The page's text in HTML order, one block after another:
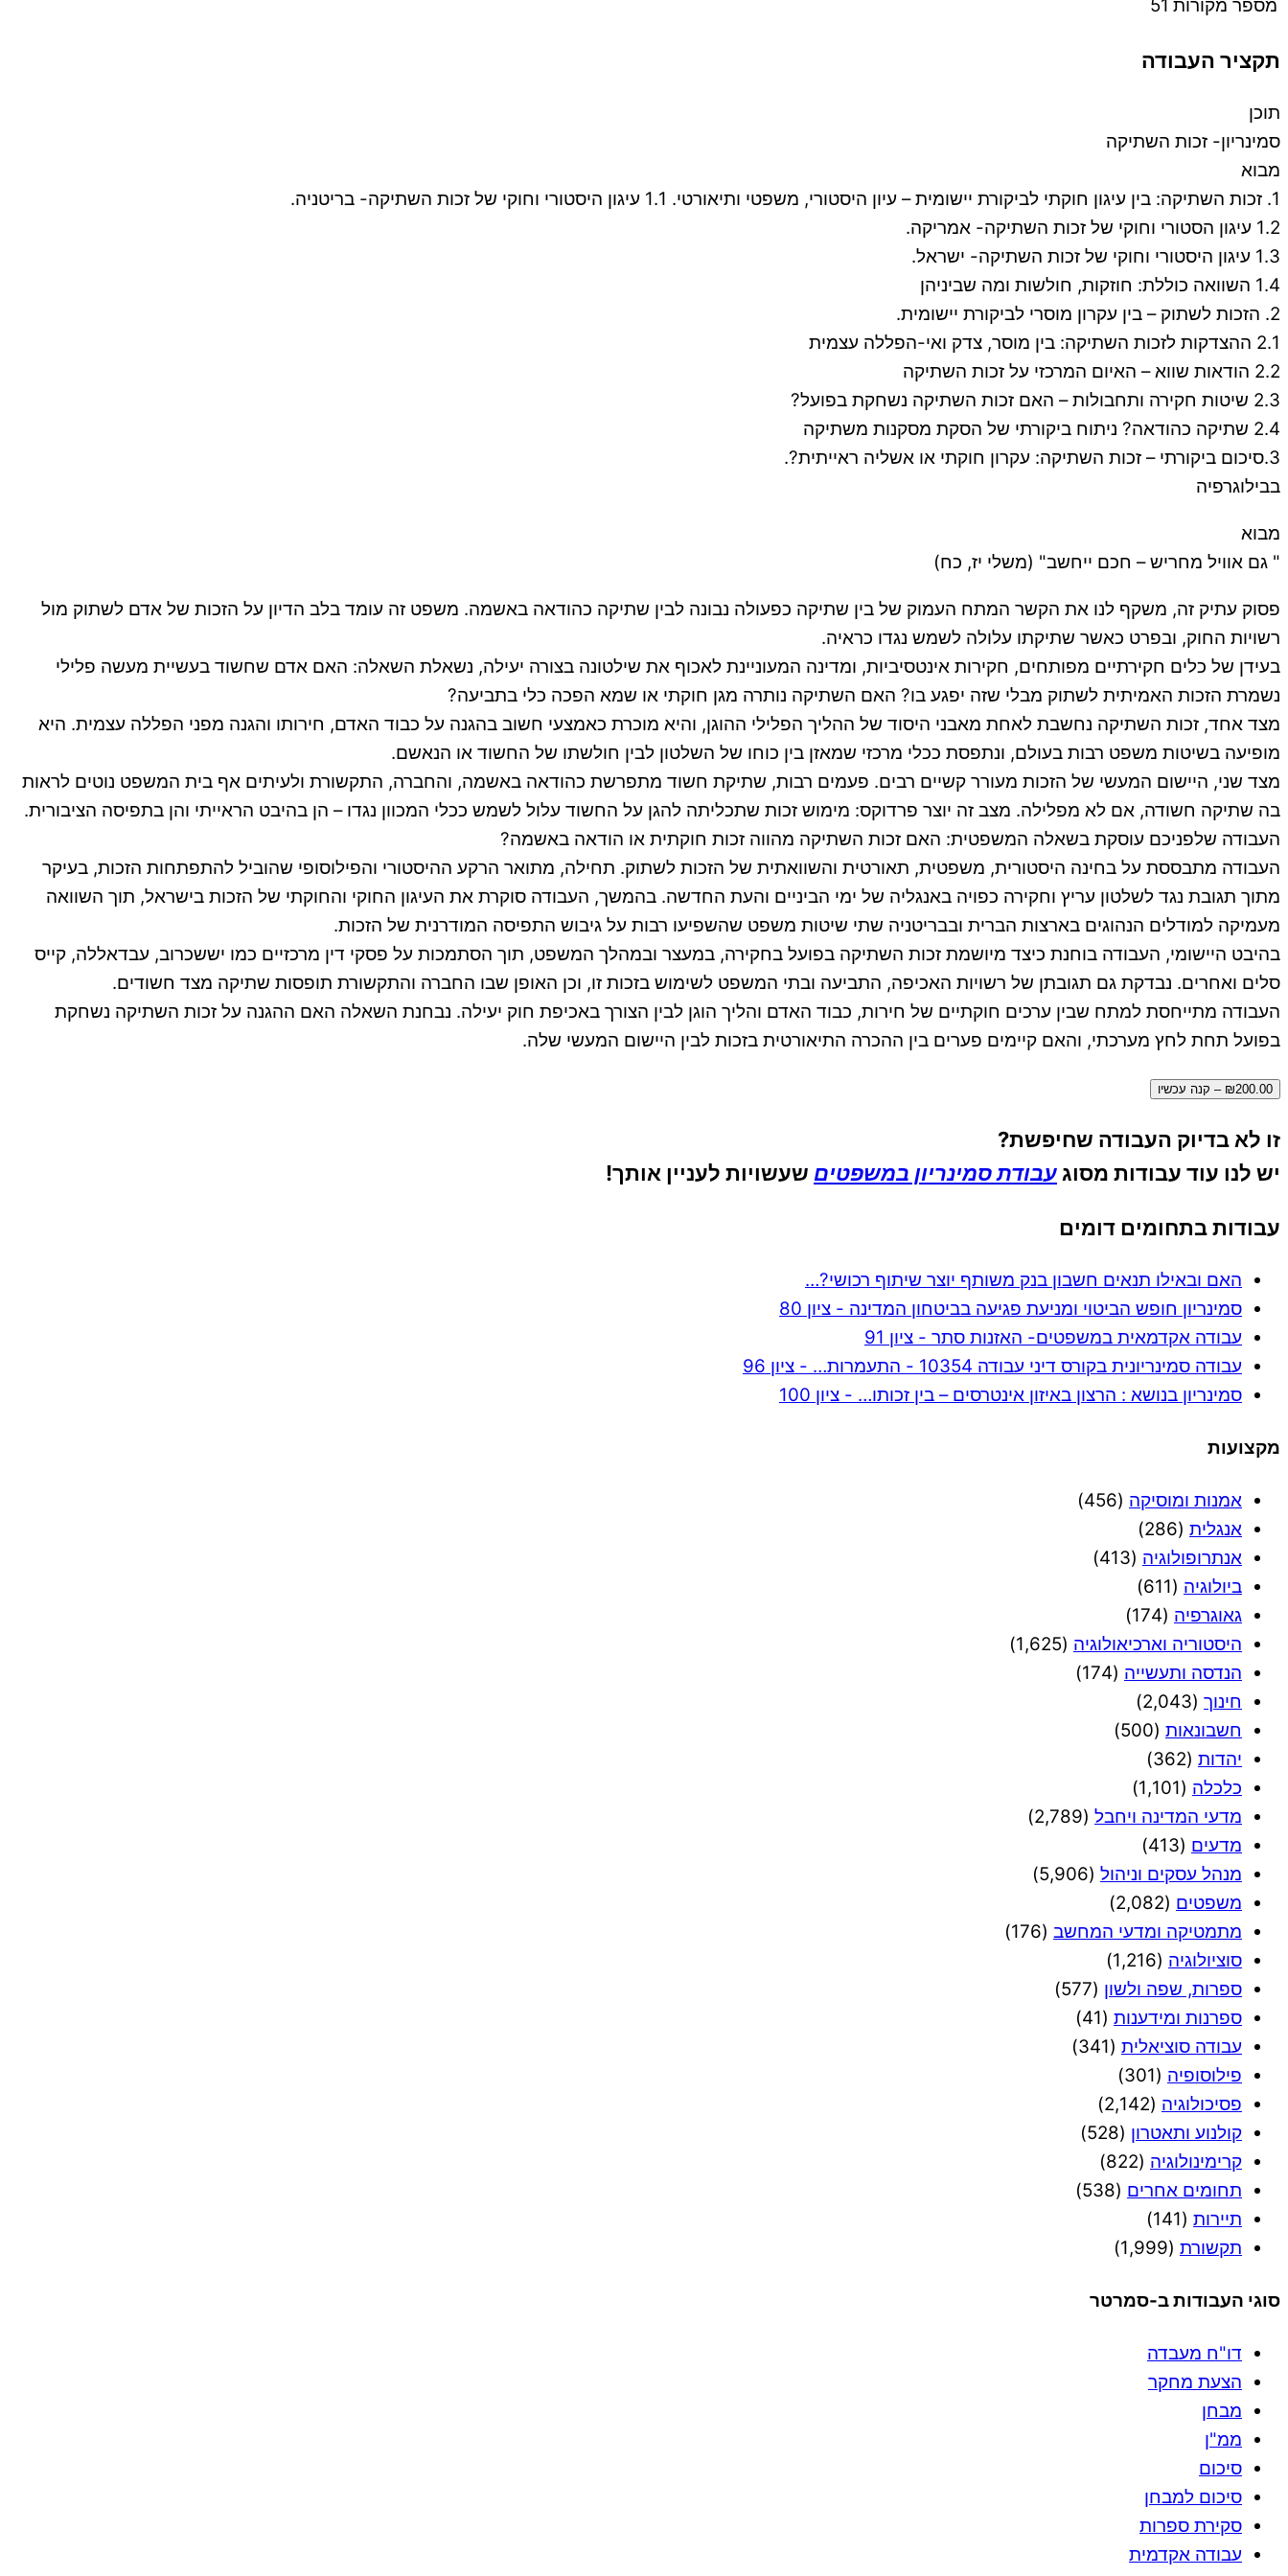
מספר מקורות 51
תקציר העבודה
תוכן
סמינריון- זכות השתיקה
מבוא
1. זכות השתיקה: בין עיגון חוקתי לביקורת יישומית – עיון היסטורי, משפטי ותיאורטי. 1.1 עיגון היסטורי וחוקי של זכות השתיקה- בריטניה.
1.2 עיגון הסטורי וחוקי של זכות השתיקה- אמריקה.
1.3 עיגון היסטורי וחוקי של זכות השתיקה- ישראל.
1.4 השוואה כוללת: חוזקות, חולשות ומה שביניהן
2. הזכות לשתוק – בין עקרון מוסרי לביקורת יישומית.
2.1 ההצדקות לזכות השתיקה: בין מוסר, צדק ואי-הפללה עצמית
2.2 הודאות שווא – האיום המרכזי על זכות השתיקה
2.3 שיטות חקירה ותחבולות – האם זכות השתיקה נשחקת בפועל?
2.4 שתיקה כהודאה? ניתוח ביקורתי של הסקת מסקנות משתיקה
3.סיכום ביקורתי – זכות השתיקה: עקרון חוקתי או אשליה ראייתית?.
בבילוגרפיה
מבוא
" גם אוויל מחריש – חכם ייחשב" (משלי יז, כח)
פסוק עתיק זה, משקף לנו את הקשר המתח העמוק של בין שתיקה כפעולה נבונה לבין שתיקה כהודאה באשמה. משפט זה עומד בלב הדיון על הזכות של אדם לשתוק מול
רשויות החוק, ובפרט כאשר שתיקתו עלולה לשמש נגדו כראיה.
בעידן של כלים חקירתיים מפותחים, חקירות אינטסיביות, ומדינה המעוניינת לאכוף את שילטונה בצורה יעילה, נשאלת השאלה: האם אדם שחשוד בעשיית מעשה פלילי
נשמרת הזכות האמיתית לשתוק מבלי שזה יפגע בו? האם השתיקה נותרה מגן חוקתי או שמא הפכה כלי בתביעה?
מצד אחד, זכות השתיקה נחשבת לאחת מאבני היסוד של ההליך הפלילי ההוגן, והיא מוכרת כאמצעי חשוב בהגנה על כבוד האדם, חירותו והגנה מפני הפללה עצמית. היא
מופיעה בשיטות משפט רבות בעולם, ונתפסת ככלי מרכזי שמאזן בין כוחו של השלטון לבין חולשתו של החשוד או הנאשם.
מצד שני, היישום המעשי של הזכות מעורר קשיים רבים. פעמים רבות, שתיקת חשוד מתפרשת כהודאה באשמה, והחברה, התקשורת ולעיתים אף בית המשפט נוטים לראות
בה שתיקה חשודה, אם לא מפלילה. מצב זה יוצר פרדוקס: מימוש זכות שתכליתה להגן על החשוד עלול לשמש ככלי המכוון נגדו – הן בהיבט הראייתי והן בתפיסה הציבורית.
העבודה שלפניכם עוסקת בשאלה המשפטית: האם זכות השתיקה מהווה זכות חוקתית או הודאה באשמה?
העבודה מתבססת על בחינה היסטורית, משפטית, תאורטית והשוואתית של הזכות לשתוק. תחילה, מתואר הרקע ההיסטורי והפילוסופי שהוביל להתפתחות הזכות, בעיקר
מתוך תגובת נגד לשלטון עריץ וחקירה כפויה באנגליה של ימי הביניים והעת החדשה. בהמשך, העבודה סוקרת את העיגון החוקי והחוקתי של הזכות בישראל, תוך השוואה
מעמיקה למודלים הנהוגים בארצות הברית ובבריטניה שתי שיטות משפט שהשפיעו רבות על גיבוש התפיסה המודרנית של הזכות.
בהיבט היישומי, העבודה בוחנת כיצד מיושמת זכות השתיקה בפועל בחקירה, במעצר ובמהלך המשפט, תוך הסתמכות על פסקי דין מרכזיים כמו יששכרוב, עבדאללה, קייס
סלים ואחרים. נבדקת גם תגובתן של רשויות האכיפה, התביעה ובתי המשפט לשימוש בזכות זו, וכן האופן שבו החברה והתקשורת תופסות שתיקה מצד חשודים.
העבודה מתייחסת למתח שבין ערכים חוקתיים של חירות, כבוד האדם והליך הוגן לבין הצורך באכיפת חוק יעילה. נבחנת השאלה האם ההגנה על זכות השתיקה נשחקת
בפועל תחת לחץ מערכתי, והאם קיימים פערים בין ההכרה התיאורטית בזכות לבין היישום המעשי שלה.
₪200.00 – קנה עכשיו
זו לא בדיוק העבודה שחיפשת?
יש לנו עוד עבודות מסוג עבודת סמינריון במשפטים שעשויות לעניין אותך!
עבודות בתחומים דומים
האם ובאילו תנאים חשבון בנק משותף יוצר שיתוף רכושי?…
סמינריון חופש הביטוי ומניעת פגיעה בביטחון המדינה - ציון 80
עבודה אקדמאית במשפטים- האזנות סתר - ציון 91
עבודה סמינריונית בקורס דיני עבודה 10354 - התעמרות… - ציון 96
סמינריון בנושא : הרצון באיזון אינטרסים – בין זכותו… - ציון 100
מקצועות
אמנות ומוסיקה (456)
אנגלית (286)
אנתרופולוגיה (413)
ביולוגיה (611)
גאוגרפיה (174)
היסטוריה וארכיאולוגיה (1,625)
הנדסה ותעשייה (174)
חינוך (2,043)
חשבונאות (500)
יהדות (362)
כלכלה (1,101)
מדעי המדינה ויחבל (2,789)
מדעים (413)
מנהל עסקים וניהול (5,906)
משפטים (2,082)
מתמטיקה ומדעי המחשב (176)
סוציולוגיה (1,216)
ספרות, שפה ולשון (577)
ספרנות ומידענות (41)
עבודה סוציאלית (341)
פילוסופיה (301)
פסיכולוגיה (2,142)
קולנוע ותאטרון (528)
קרימינולוגיה (822)
תחומים אחרים (538)
תיירות (141)
תקשורת (1,999)
סוגי העבודות ב-סמרטר
דו"ח מעבדה
הצעת מחקר
מבחן
ממ"ן
סיכום
סיכום למבחן
סקירת ספרות
עבודה אקדמית